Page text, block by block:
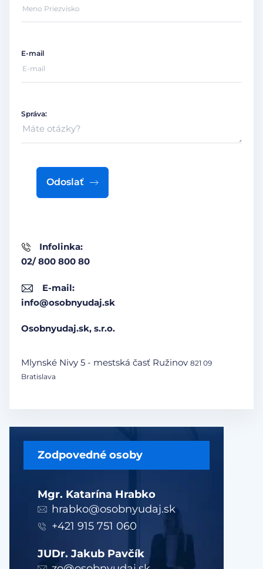
Zodpovedné osoby
Mgr. Katarína Hrabko
hrabko@osobnyudaj.sk
+421 915 751 060
JUDr. Jakub Pavčík
Infolinka:
02/ 800 800 80
E-mail:
info@osobnyudaj.sk
Osobnyudaj.sk, s.r.o.
Mlynské Nivy 5 - mestská časť Ružinov 821 09
Bratislava
E-mail
Správa:
Odoslať